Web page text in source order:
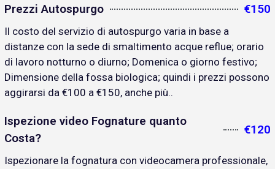
Prezzi Autospurgo €150
Il costo del servizio di autospurgo varia in base a
distanze con la sede di smaltimento acque reflue; orario
di lavoro notturno o diurno; Domenica o giorno festivo;
Dimensione della fossa biologica; quindi i prezzi possono
aggirarsi da €100 a €150, anche più..
Ispezione video Fognature quanto
Costa?
€120
Ispezionare la fognatura con videocamera professionale,